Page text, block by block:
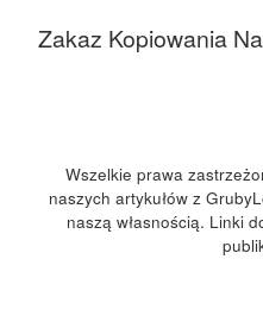
Zakaz Kopiowania
Wszelkie prawa
naszych artykułów z
naszą własnością. Linki